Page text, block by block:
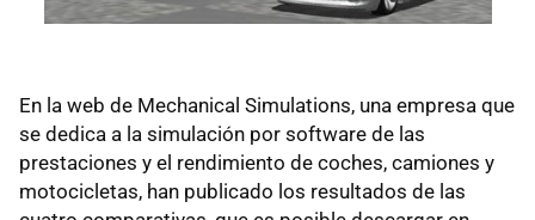
En la web de Mechanical Simulations, una empresa que
se dedica a la simulación por software de las
prestaciones y el rendimiento de coches, camiones y
motocicletas, han publicado los resultados de las